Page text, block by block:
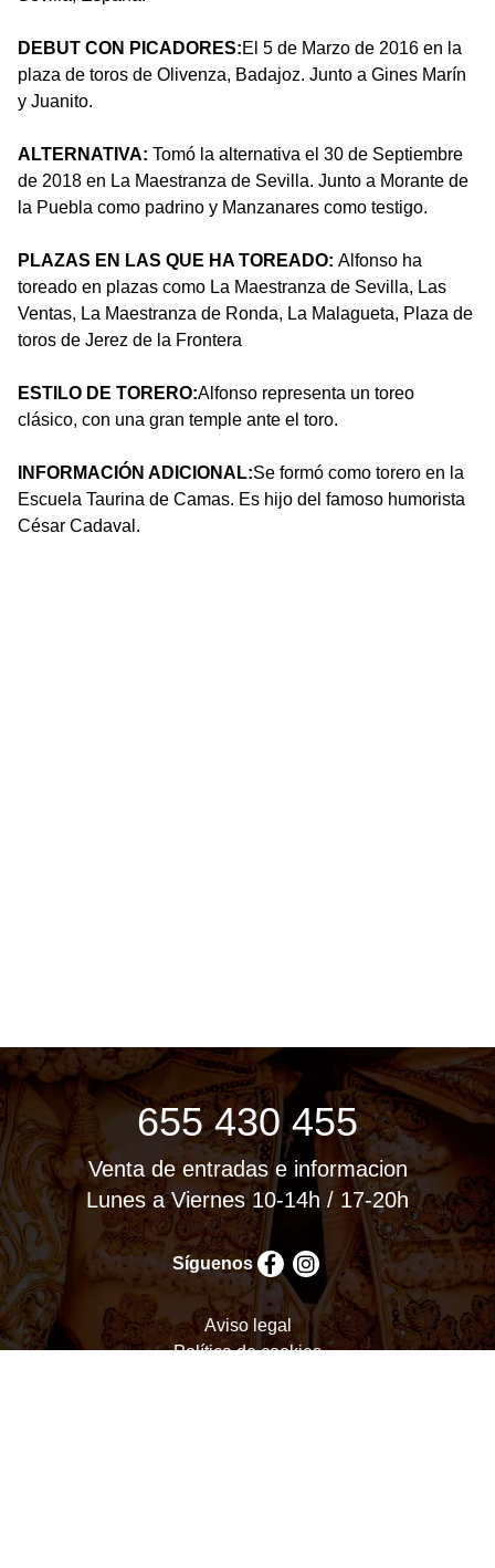
DEBUT CON PICADORES:El 5 de Marzo de 2016 en la
plaza de toros de Olivenza, Badajoz. Junto a Gines Marín
y Juanito.
ALTERNATIVA: Tomó la alternativa el 30 de Septiembre
de 2018 en La Maestranza de Sevilla. Junto a Morante de
la Puebla como padrino y Manzanares como testigo.
PLAZAS EN LAS QUE HA TOREADO: Alfonso ha
toreado en plazas como La Maestranza de Sevilla, Las
Ventas, La Maestranza de Ronda, La Malagueta, Plaza de
toros de Jerez de la Frontera
ESTILO DE TORERO:Alfonso representa un toreo
clásico, con una gran temple ante el toro.
INFORMACIÓN ADICIONAL:Se formó como torero en la
Escuela Taurina de Camas. Es hijo del famoso humorista
César Cadaval.
655 430 455
Venta de entradas e informacion
Lunes a Viernes 10-14h / 17-20h
Síguenos
Aviso legal
Política de cookies